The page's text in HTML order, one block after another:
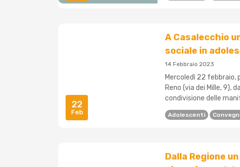
22
Feb
A Casalecchio
sociale in
14 Febbraio 2023
Mercoledì 22 febbraio,
Reno (via dei Mille, 9),
condivisione delle
Adolescenti
Dalla Regione